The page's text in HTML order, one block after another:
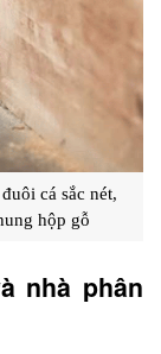
cá sắc nét,
hộp gỗ
nhà phân